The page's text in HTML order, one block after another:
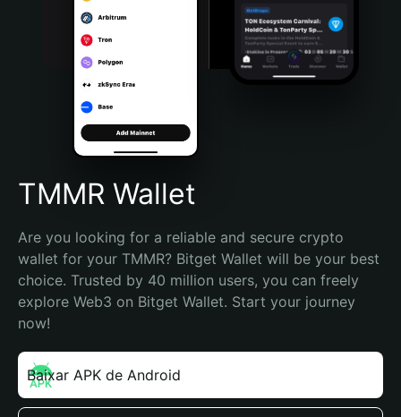
Bahasa Indonesia
Português (Brasil)
Español (Argentina)
TMMR Wallet
Are you looking for a reliable and secure crypto
wallet for your TMMR? Bitget Wallet will be your best
choice. Trusted by 40 million users, you can freely
explore Web3 on Bitget Wallet. Start your journey
now!
Baixar APK de Android